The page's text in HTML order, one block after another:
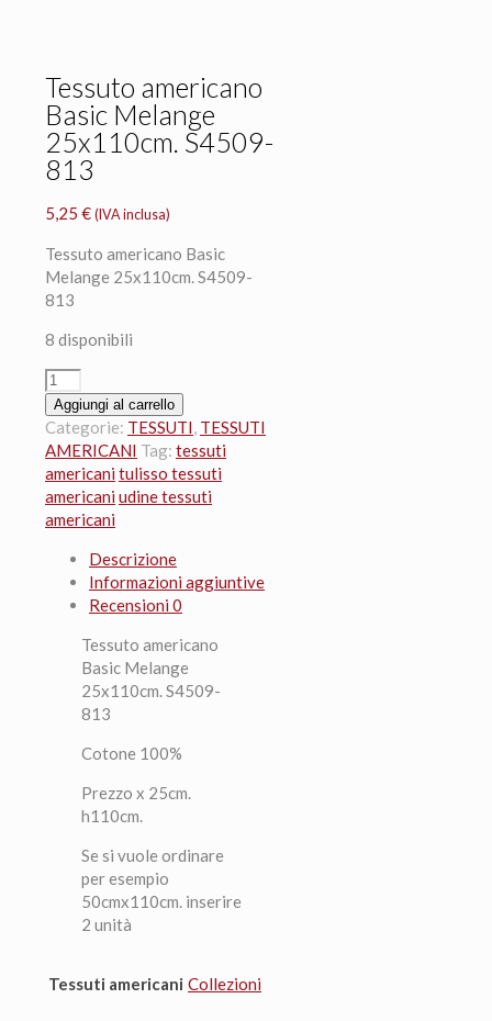
Tessuto americano
Basic Melange
25x110cm. S4509-
813
5,25 € (IVA inclusa)
Tessuto americano Basic
Melange 25x110cm. S4509-
813
8 disponibili
Tessuto
americano
Basic
Melange
25x110cm.
S4509-
813
Aggiungi al carrello
Categorie: TESSUTI, TESSUTI
AMERICANI Tag: tessuti
americani tulisso tessuti
americani udine tessuti
americani
Descrizione
Informazioni aggiuntive
Recensioni 0
Tessuto americano
Basic Melange
25x110cm. S4509-
813
Cotone 100%
Prezzo x 25cm.
h110cm.
Se si vuole ordinare
per esempio
50cmx110cm. inserire
2 unità
Tessuti americani Collezioni